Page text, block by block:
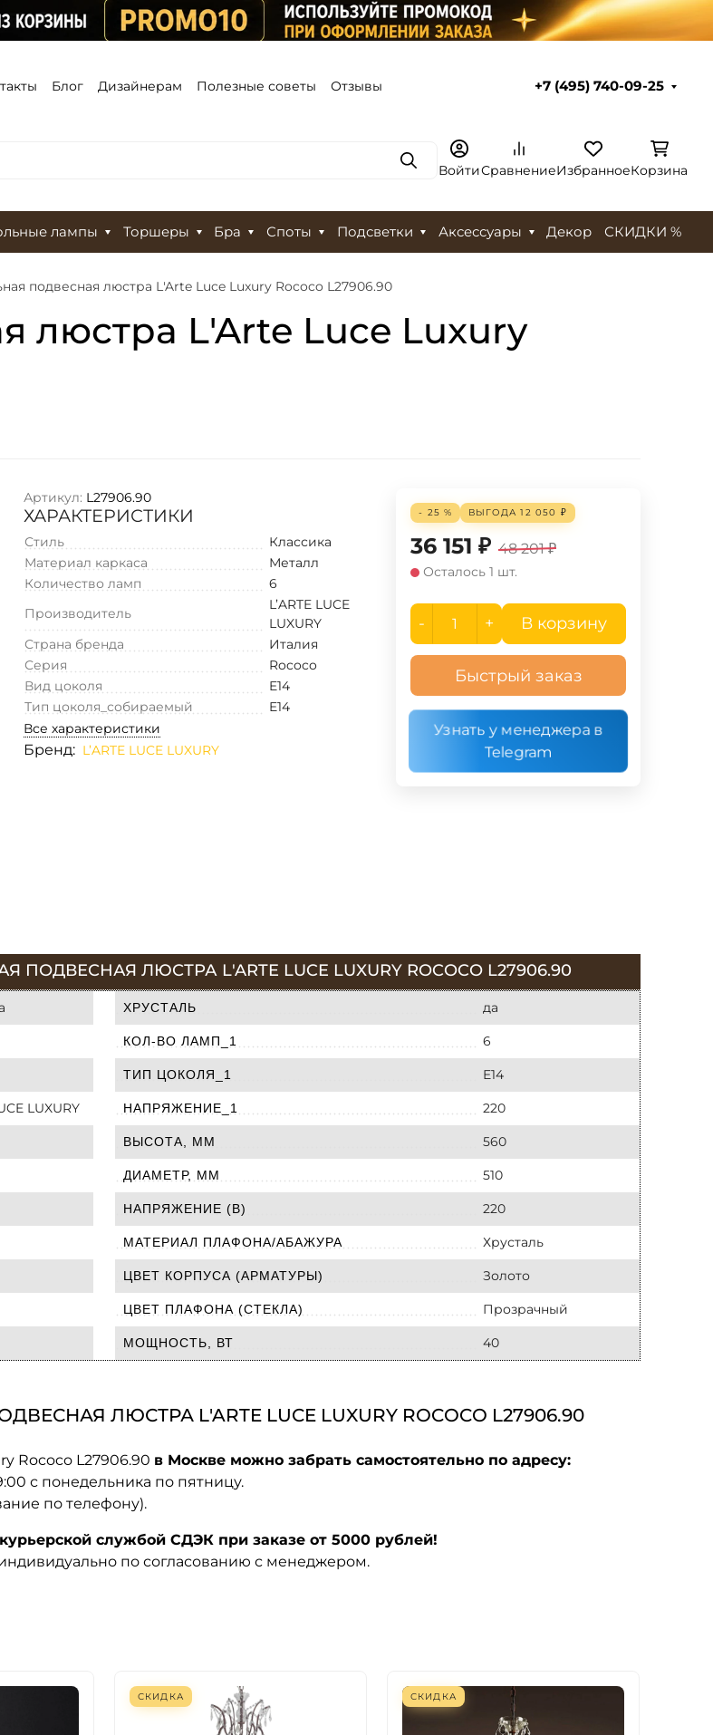
Блог Дизайнерам Полезные советы Отзывы +7 (495) 740-09-25
ПоискВойтиСравнениеИзбранноеКорзина
лампы Торшеры Бра Споты Подсветки Аксессуары Декор СКИДКИ %
подвесная люстра L'Arte Luce Luxury Rococo L27906.90
люстра L'Arte Luce Luxury
Артикул: L27906.90
ХАРАКТЕРИСТИКИ
Стиль
Классика
Материал каркаса
Металл
Количество ламп
6
Производитель
L’ARTE LUCE
LUXURY
Страна бренда
Италия
Серия
Rococo
Вид цоколя
E14
Тип цоколя_собираемый
E14
Все характеристики
Бренд: L’ARTE LUCE LUXURY
- 25 % ВЫГОДА12 050 ₽
36 151 ₽ 48 201 ₽
Осталось 1 шт.
- + В корзину
Быстрый заказ
Узнать у менеджера в
Telegram
ЛЮСТРА L'ARTE LUCE LUXURY ROCOCO L27906.90
LUXURY
ХРУСТАЛЬ да
КОЛ-ВО ЛАМП_1 6
ТИП ЦОКОЛЯ_1 E14
НАПРЯЖЕНИЕ_1 220
ВЫСОТА, ММ 560
ДИАМЕТР, ММ 510
НАПРЯЖЕНИЕ (В) 220
МАТЕРИАЛ ПЛАФОНА/АБАЖУРА Хрусталь
ЦВЕТ КОРПУСА (АРМАТУРЫ) Золото
ЦВЕТ ПЛАФОНА (СТЕКЛА) Прозрачный
МОЩНОСТЬ, ВТ 40
ЛЮСТРА L'ARTE LUCE LUXURY ROCOCO L27906.90
Rococo L27906.90 в Москве можно забрать самостоятельно по адресу:
с понедельника по пятницу.
по телефону).
службой СДЭК при заказе от 5000 рублей!
по согласованию с менеджером.
СКИДКА СКИДКА